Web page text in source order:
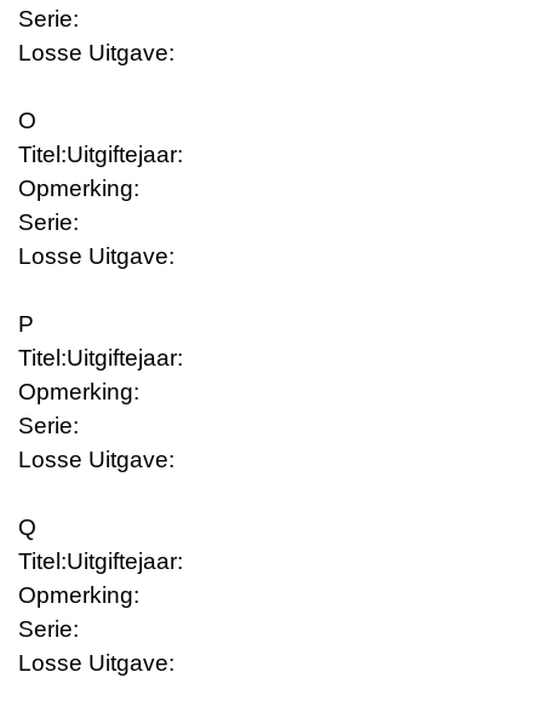
Serie:
Losse Uitgave:
O
Titel:Uitgiftejaar:
Opmerking:
Serie:
Losse Uitgave:
P
Titel:Uitgiftejaar:
Opmerking:
Serie:
Losse Uitgave:
Q
Titel:Uitgiftejaar:
Opmerking:
Serie:
Losse Uitgave: